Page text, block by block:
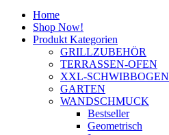
Home
Shop Now!
Produkt Kategorien
GRILLZUBEHÖR
TERRASSEN-OFEN
XXL-SCHWIBBOGEN
GARTEN
WANDSCHMUCK
Bestseller
Geometrisch